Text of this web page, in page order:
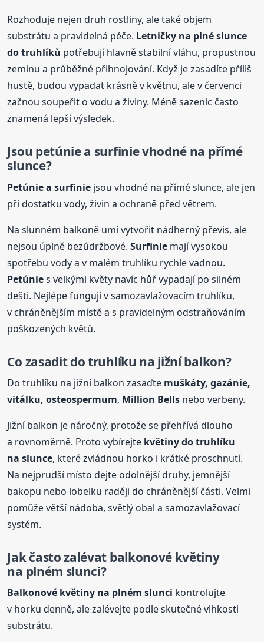
Rozhoduje nejen druh rostliny, ale také objem
substrátu a pravidelná péče. Letničky na plné slunce
do truhlíků potřebují hlavně stabilní vláhu, propustnou
zeminu a průběžné přihnojování. Když je zasadíte příliš
hustě, budou vypadat krásně v květnu, ale v červenci
začnou soupeřit o vodu a živiny. Méně sazenic často
znamená lepší výsledek.
Jsou petúnie a surfinie vhodné na přímé
slunce?
Petúnie a surfinie jsou vhodné na přímé slunce, ale jen
při dostatku vody, živin a ochraně před větrem.
Na slunném balkoně umí vytvořit nádherný převis, ale
nejsou úplně bezúdržbové.Surfinie mají vysokou
spotřebu vody a v malém truhlíku rychle vadnou.
Petúnies velkými květy navíc hůř vypadají po silném
dešti. Nejlépe fungují v samozavlažovacím truhlíku,
v chráněnějším místě a s pravidelným odstraňováním
poškozených květů.
Co zasadit do truhlíku na jižní balkon?
Do truhlíku na jižní balkon zasaďte muškáty, gazánie,
vitálku, osteospermum, Million Bells nebo verbeny.
Jižní balkon je náročný, protože se přehřívá dlouho
a rovnoměrně. Proto vybírejte květiny do truhlíku
na slunce, které zvládnou horko i krátké proschnutí.
Na nejprudší místo dejte odolnější druhy, jemnější
bakopu nebo lobelku raději do chráněnější části. Velmi
pomůže větší nádoba, světlý obal a samozavlažovací
systém.
Jak často zalévat balkonové květiny
na plném slunci?
Balkonové květiny na plném slunci kontrolujte
v horku denně, ale zalévejte podle skutečné vlhkosti
substrátu.